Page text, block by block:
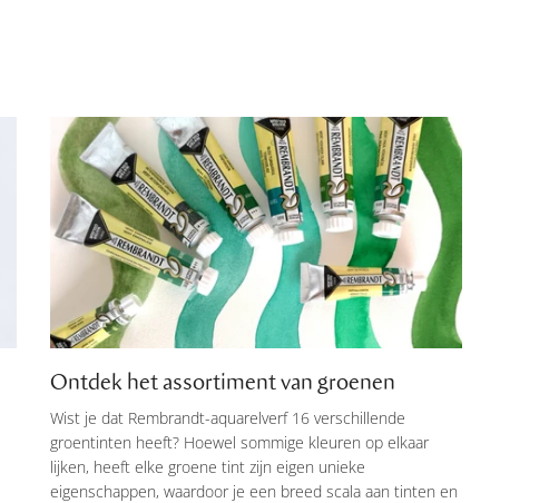
Ontdek het assortiment van groenen
Wist je dat Rembrandt-aquarelverf 16 verschillende
groentinten heeft? Hoewel sommige kleuren op elkaar
lijken, heeft elke groene tint zijn eigen unieke
eigenschappen, waardoor je een breed scala aan tinten en